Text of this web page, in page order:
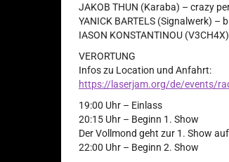
JAKOB THUN (Karaba) – crazy
YANICK BARTELS (Signalwerk) –
IASON KONSTANTINOU
VERORTUNG
Infos zu Location und Anfahrt:
https://laserjam.org/de/events/
19:00 Uhr – Einlass
20:15 Uhr – Beginn 1. Show
Der Vollmond geht zur 1. Show auf
22:00 Uhr – Beginn 2. Show